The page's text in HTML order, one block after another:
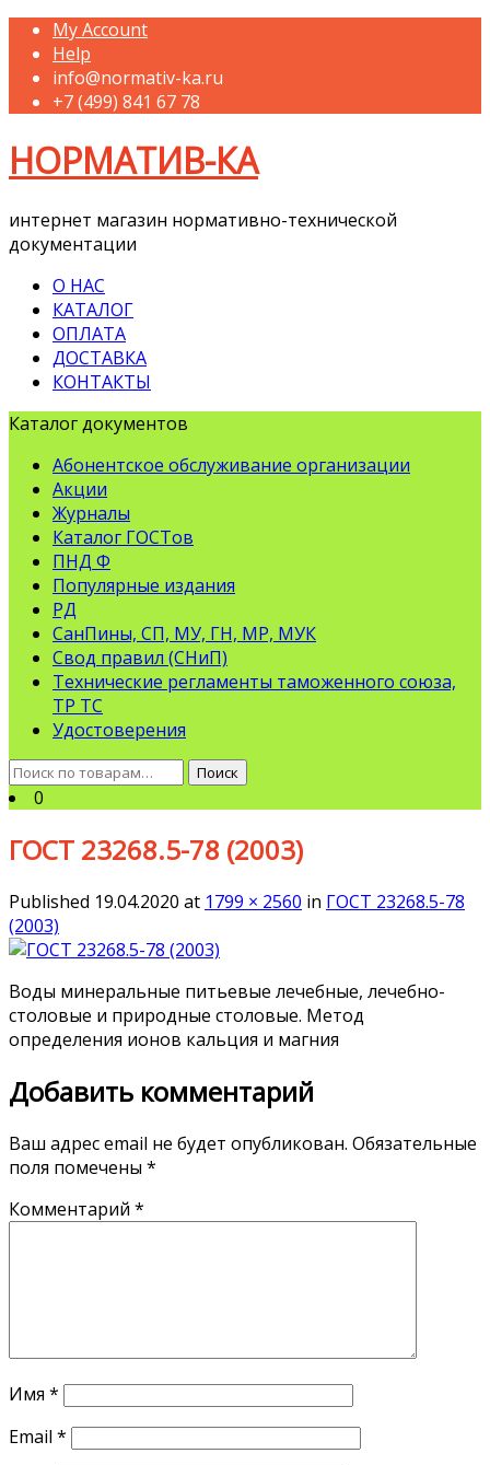
My Account
Help
info@normativ-ka.ru
+7 (499) 841 67 78
НОРМАТИВ-КА
интернет магазин нормативно-технической
документации
О НАС
КАТАЛОГ
ОПЛАТА
ДОСТАВКА
КОНТАКТЫ
Каталог документов
Абонентское обслуживание организации
Акции
Журналы
Каталог ГОСТов
ПНД Ф
Популярные издания
РД
СанПины, СП, МУ, ГН, МР, МУК
Свод правил (СНиП)
Технические регламенты таможенного союза,
ТР ТС
Удостоверения
Искать:
Поиск
0
ГОСТ 23268.5-78 (2003)
Published 19.04.2020 at 1799 × 2560 in ГОСТ 23268.5-78
(2003)
Воды минеральные питьевые лечебные, лечебно-
столовые и природные столовые. Метод
определения ионов кальция и магния
Добавить комментарий
Ваш адрес email не будет опубликован. Обязательные
поля помечены *
Комментарий *
Имя *
Email *